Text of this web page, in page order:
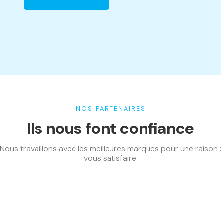
NOS PARTENAIRES
Ils nous font confiance
Nous travaillons avec les meilleures marques pour une raison :
vous satisfaire.